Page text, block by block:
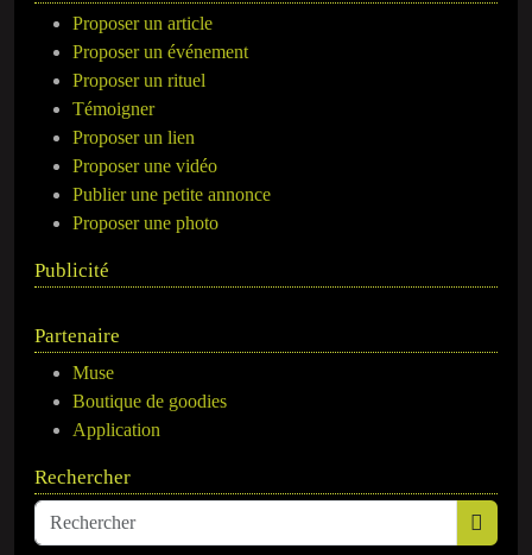
Proposer un article
Proposer un événement
Proposer un rituel
Témoigner
Proposer un lien
Proposer une vidéo
Publier une petite annonce
Proposer une photo
Publicité
Partenaire
Muse
Boutique de goodies
Application
Rechercher